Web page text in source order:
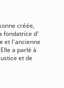
créée,
fondatrice d'
et l'ancienne
a parlé à
et de